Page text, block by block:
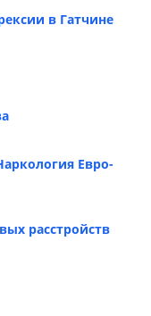
в Гатчине
Евро-
расстройств